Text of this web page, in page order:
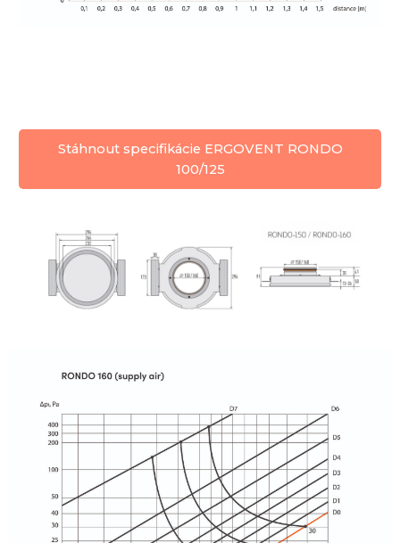
Stáhnout specifikácie ERGOVENT RONDO
100/125